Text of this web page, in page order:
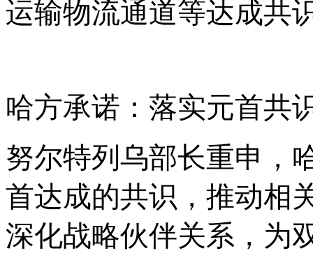
运输物流通道等达成共
哈方承诺：落实元首共
努尔特列乌部长重申，
首达成的共识，推动相
深化战略伙伴关系，为